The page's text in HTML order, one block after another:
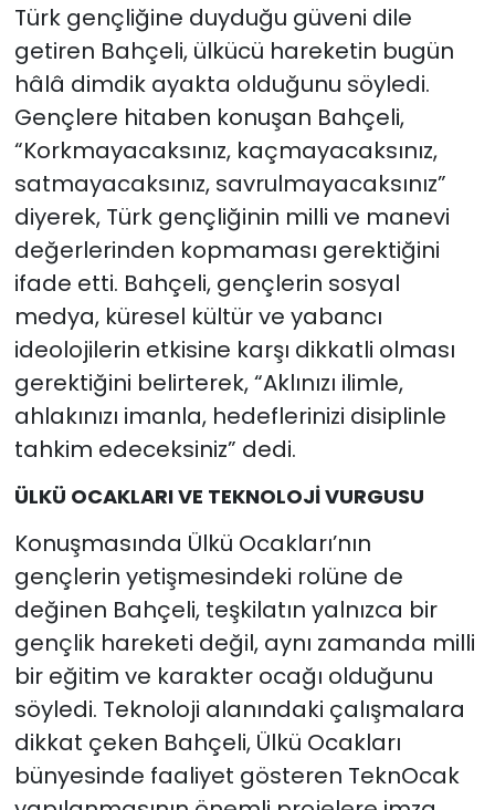
Türk gençliğine duyduğu güveni dile
getiren Bahçeli, ülkücü hareketin bugün
hâlâ dimdik ayakta olduğunu söyledi.
Gençlere hitaben konuşan Bahçeli,
“Korkmayacaksınız, kaçmayacaksınız,
satmayacaksınız, savrulmayacaksınız”
diyerek, Türk gençliğinin milli ve manevi
değerlerinden kopmaması gerektiğini
ifade etti. Bahçeli, gençlerin sosyal
medya, küresel kültür ve yabancı
ideolojilerin etkisine karşı dikkatli olması
gerektiğini belirterek, “Aklınızı ilimle,
ahlakınızı imanla, hedeflerinizi disiplinle
tahkim edeceksiniz” dedi.
ÜLKÜ OCAKLARI VE TEKNOLOJİ VURGUSU
Konuşmasında Ülkü Ocakları’nın
gençlerin yetişmesindeki rolüne de
değinen Bahçeli, teşkilatın yalnızca bir
gençlik hareketi değil, aynı zamanda milli
bir eğitim ve karakter ocağı olduğunu
söyledi. Teknoloji alanındaki çalışmalara
dikkat çeken Bahçeli, Ülkü Ocakları
bünyesinde faaliyet gösteren TeknOcak